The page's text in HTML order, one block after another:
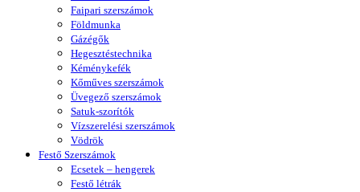
Faipari szerszámok
Földmunka
Gázégők
Hegesztéstechnika
Kéménykefék
Kőműves szerszámok
Üvegező szerszámok
Satuk-szorítók
Vízszerelési szerszámok
Vödrök
Festő Szerszámok
Ecsetek – hengerek
Festő létrák